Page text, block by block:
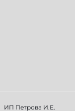
ИП Петрова И.Е.